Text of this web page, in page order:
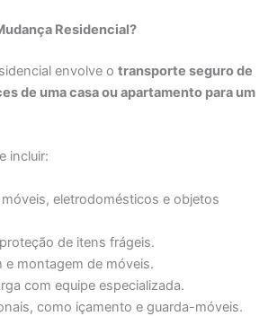
Residencial?
envolve otransporte seguro de
de uma casa ou apartamento para um
incluir:
eletrodomésticos e objetos
de itens frágeis.
e montagem de móveis.
com equipe especializada.
como içamento e guarda-móveis.